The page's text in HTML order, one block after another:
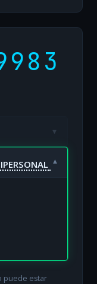
▾
▾
puede estar